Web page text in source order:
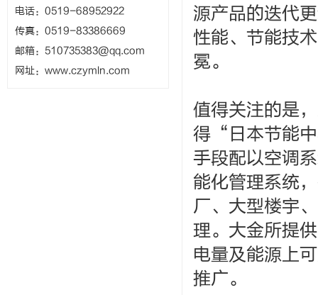
电话：0519-68952922
传真：0519-83386669
邮箱： 510735383@qq.com
网址：www.czymln.com
源产品的迭代
性能、节能技
冕。
值得关注的是
得“日本节能
手段配以空调
能化管理系统
厂、大型楼宇
理。大金所提
电量及能源上
推广。